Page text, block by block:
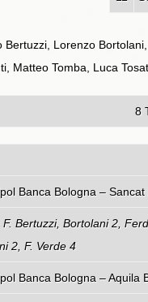
Lorenzo
Matteo Tomba, Luca
8
Unipol
Bertuzzi, Bortolani 2,
2, F. Verde 4
Unipol